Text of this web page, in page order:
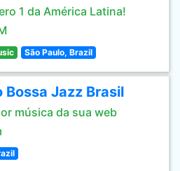
1 da América Latina!
São Paulo, Brazil
Bossa Jazz Brasil
música da sua web